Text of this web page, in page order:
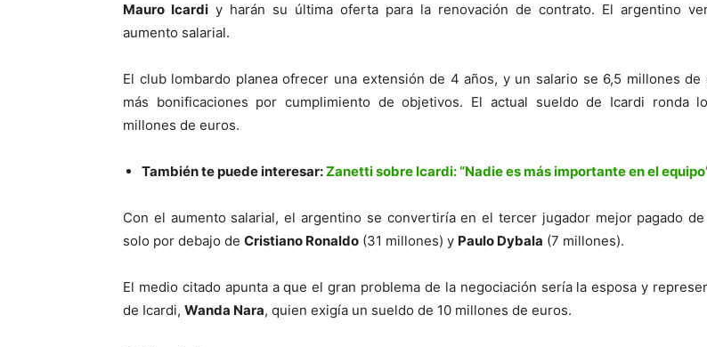
Mauro Icardi y harán su última oferta para la renovación de contrato. El argentino
aumento salarial.
El club lombardo planea ofrecer una extensión de 4 años, y un salario se 6,5 millones de
más bonificaciones por cumplimiento de objetivos. El actual sueldo de Icardi ronda
millones de euros.
También te puede interesar:Zanetti sobre Icardi: “Nadie es más importante en el
Con el aumento salarial, el argentino se convertiría en el tercer jugador mejor pagado de
solo por debajo de Cristiano Ronaldo (31 millones) y Paulo Dybala (7 millones).
El medio citado apunta a que el gran problema de la negociación sería la esposa y
de Icardi, Wanda Nara, quien exigía un sueldo de 10 millones de euros.